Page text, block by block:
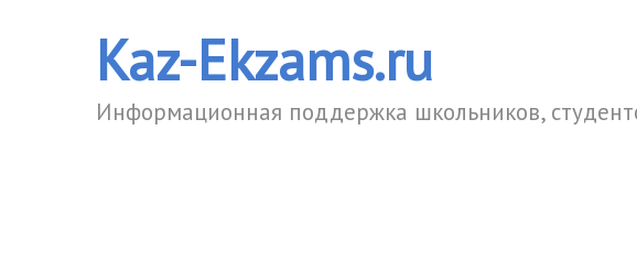
Kaz-Ekzams.ru
Информационная поддержка школьников,